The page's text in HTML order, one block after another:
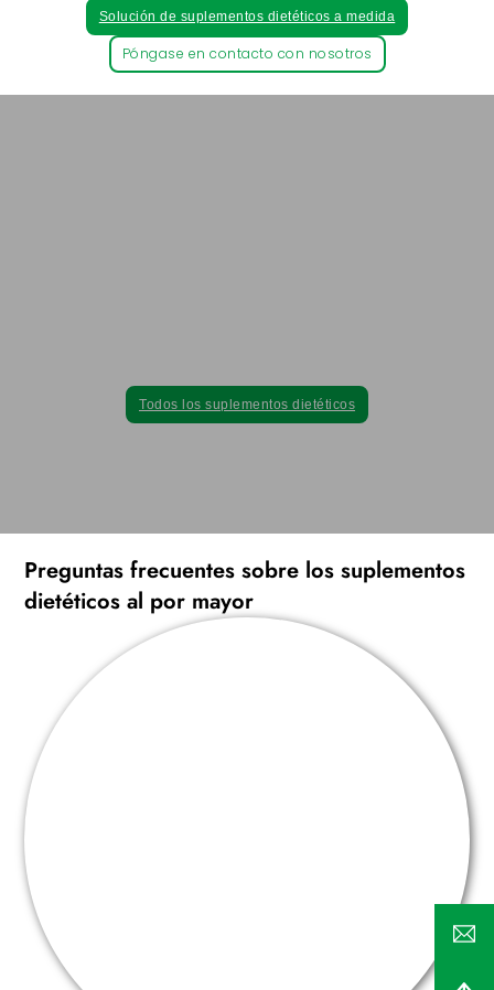
Solución de suplementos dietéticos a medida
Póngase en contacto con nosotros
Todos los suplementos dietéticos
Preguntas frecuentes sobre los suplementos
dietéticos al por mayor